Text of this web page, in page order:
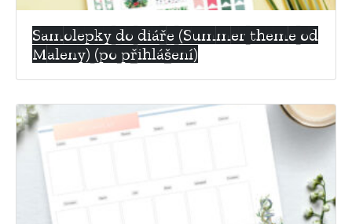
Samolepky do diáře (Summer theme od
Maleny) (po přihlášení)